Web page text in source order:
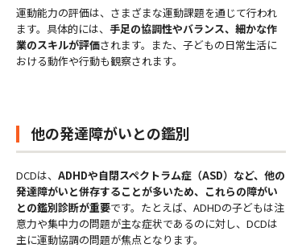
運動能力の評価は、さまざまな運動課題を通じて行われ
ます。具体的には、 手足の協調性やバランス、細かな作
業のスキルが評価されます。また、子どもの日常生活に
おける動作や行動も観察されます。
他の発達障がいとの鑑別
DCDは、 ADHDや自閉スペクトラム症（ASD）など、他の
発達障がいと併存することが多いため、これらの障がい
との鑑別診断が重要です。たとえば、ADHDの子どもは注
意力や集中力の問題が主な症状であるのに対し、DCDは
主に運動協調の問題が焦点となります。